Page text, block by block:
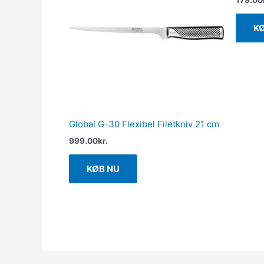
Global G-30 Flexibel Filetkniv 21 cm
999.00kr.
KØB NU